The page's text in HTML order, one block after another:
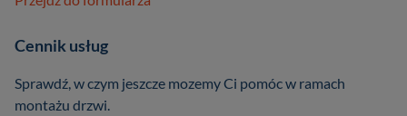
Cennik usług
Sprawdź, w czym jeszcze mozemy Ci pomóc w ramach
montażu drzwi.